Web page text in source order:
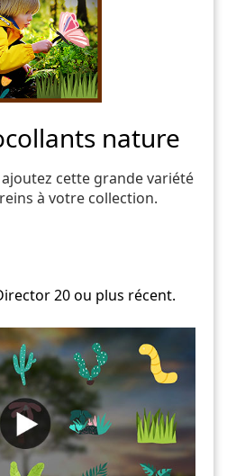
nature
cette grande variété
à votre collection.
20 ou plus récent.